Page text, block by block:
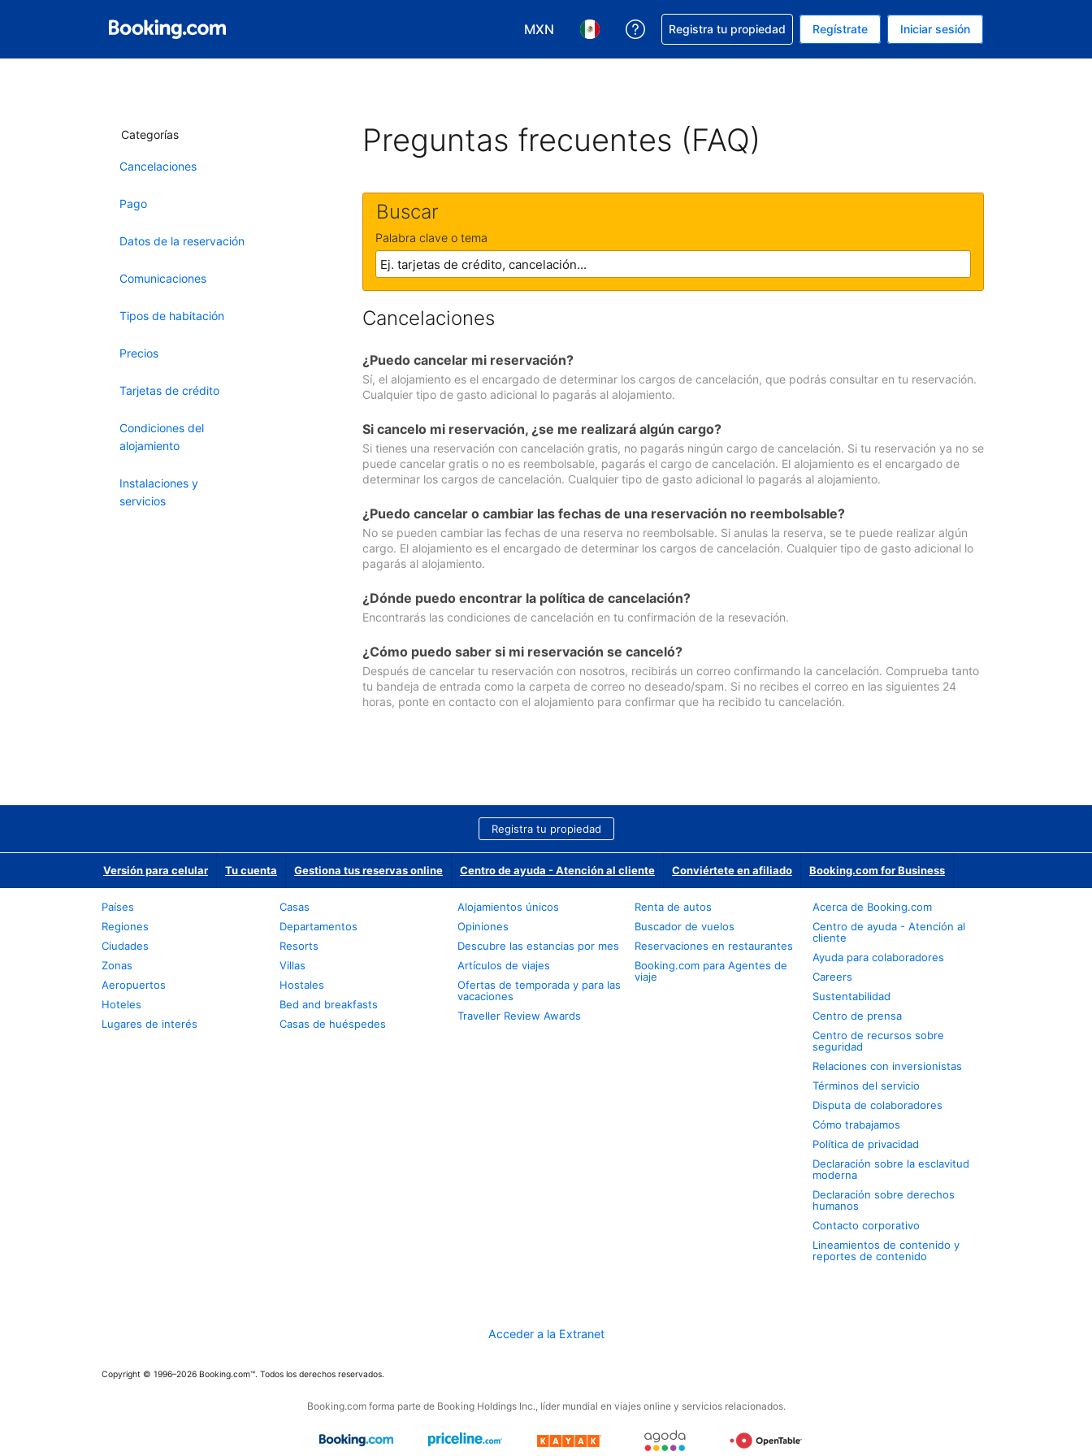
MXN
Elegir tu moneda. Tu moneda actual es Peso mexicano
Elegir el idioma que prefieres. Tu idioma actual es Español (México)
Obtener ayuda con la reservación
Registra tu propiedad Regístrate Iniciar sesión
Categorías
Cancelaciones
Pago
Datos de la reservación
Comunicaciones
Tipos de habitación
Precios
Tarjetas de crédito
Condiciones del
alojamiento
Instalaciones y
servicios
Preguntas frecuentes (FAQ)
Buscar
Palabra clave o tema
Cancelaciones
¿Puedo cancelar mi reservación?
Sí, el alojamiento es el encargado de determinar los cargos de cancelación, que podrás consultar en tu reservación.
Cualquier tipo de gasto adicional lo pagarás al alojamiento.
Si cancelo mi reservación, ¿se me realizará algún cargo?
Si tienes una reservación con cancelación gratis, no pagarás ningún cargo de cancelación. Si tu reservación ya no se
puede cancelar gratis o no es reembolsable, pagarás el cargo de cancelación. El alojamiento es el encargado de
determinar los cargos de cancelación. Cualquier tipo de gasto adicional lo pagarás al alojamiento.
¿Puedo cancelar o cambiar las fechas de una reservación no reembolsable?
No se pueden cambiar las fechas de una reserva no reembolsable. Si anulas la reserva, se te puede realizar algún
cargo. El alojamiento es el encargado de determinar los cargos de cancelación. Cualquier tipo de gasto adicional lo
pagarás al alojamiento.
¿Dónde puedo encontrar la política de cancelación?
Encontrarás las condiciones de cancelación en tu confirmación de la resevación.
¿Cómo puedo saber si mi reservación se canceló?
Después de cancelar tu reservación con nosotros, recibirás un correo confirmando la cancelación. Comprueba tanto
tu bandeja de entrada como la carpeta de correo no deseado/spam. Si no recibes el correo en las siguientes 24
horas, ponte en contacto con el alojamiento para confirmar que ha recibido tu cancelación.
Registra tu propiedad
Versión para celular Tu cuenta Gestiona tus reservas online Centro de ayuda - Atención al cliente Conviértete en afiliado Booking.com for Business
Países
Regiones
Ciudades
Zonas
Aeropuertos
Hoteles
Lugares de interés
Casas
Departamentos
Resorts
Villas
Hostales
Bed and breakfasts
Casas de huéspedes
Alojamientos únicos
Opiniones
Descubre las estancias por mes
Artículos de viajes
Ofertas de temporada y para las
vacaciones
Traveller Review Awards
Renta de autos
Buscador de vuelos
Reservaciones en restaurantes
Booking.com para Agentes de
viaje
Acerca de Booking.com
Centro de ayuda - Atención al
cliente
Ayuda para colaboradores
Careers
Sustentabilidad
Centro de prensa
Centro de recursos sobre
seguridad
Relaciones con inversionistas
Términos del servicio
Disputa de colaboradores
Cómo trabajamos
Política de privacidad
Declaración sobre la esclavitud
moderna
Declaración sobre derechos
humanos
Contacto corporativo
Lineamientos de contenido y
reportes de contenido
Acceder a la Extranet
Copyright © 1996–2026 Booking.com™. Todos los derechos reservados.
Booking.com forma parte de Booking Holdings Inc., líder mundial en viajes online y servicios relacionados.